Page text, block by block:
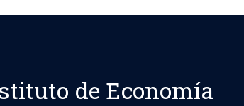
de Economía